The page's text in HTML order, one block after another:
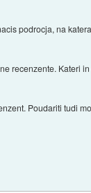
podrocja, na
recenzente. Kateri
Poudariti tudi